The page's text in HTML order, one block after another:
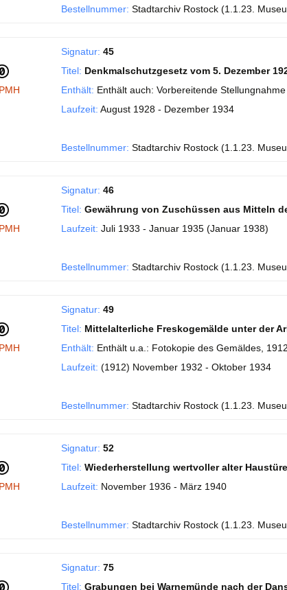
Bestellnummer: Stadtarchiv Rostock (1.1.23.
Signatur: 45
Titel: Denkmalschutzgesetz vom 5. Dezember
Enthält: Enthält auch: Vorbereitende
Laufzeit: August 1928 - Dezember 1934
Bestellnummer: Stadtarchiv Rostock (1.1.23.
Signatur: 46
Titel: Gewährung von Zuschüssen aus Mitteln
Laufzeit: Juli 1933 - Januar 1935 (Januar 1938)
Bestellnummer: Stadtarchiv Rostock (1.1.23.
Signatur: 49
Titel: Mittelalterliche Freskogemälde unter der
Enthält: Enthält u.a.: Fotokopie des Gemäldes, 1912.
Laufzeit: (1912) November 1932 - Oktober 1934
Bestellnummer: Stadtarchiv Rostock (1.1.23.
Signatur: 52
Titel: Wiederherstellung wertvoller alter
Laufzeit: November 1936 - März 1940
Bestellnummer: Stadtarchiv Rostock (1.1.23.
Signatur: 75
Titel: Grabungen bei Warnemünde nach der